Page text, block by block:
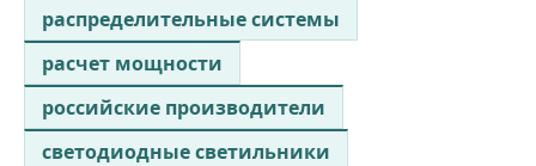
распределительные системы
расчет мощности
российские производители
светодиодные светильники